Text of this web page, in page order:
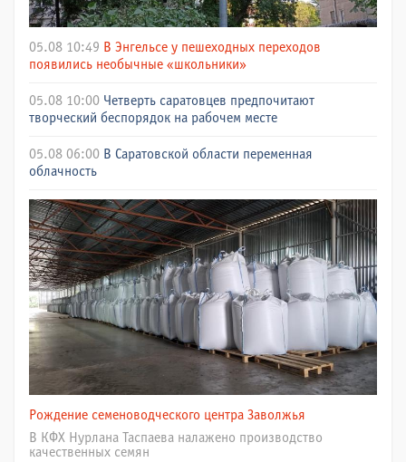
05.08 10:49 В Энгельсе у пешеходных переходов
появились необычные «школьники»
05.08 10:00 Четверть саратовцев предпочитают
творческий беспорядок на рабочем месте
05.08 06:00 В Саратовской области переменная
облачность
Рождение семеноводческого центра Заволжья
В КФХ Нурлана Таспаева налажено производство
качественных семян